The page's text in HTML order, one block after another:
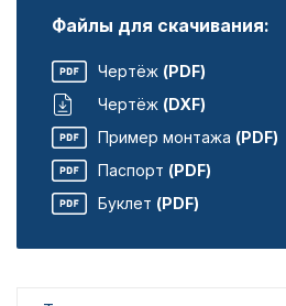
Файлы для скачивания:
Чертёж (PDF)
Чертёж (DXF)
Пример монтажа (PDF)
Паспорт (PDF)
Буклет (PDF)